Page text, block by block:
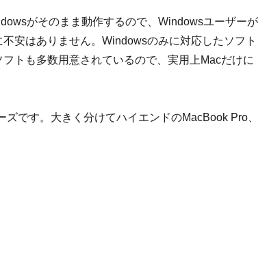
がそのまま動作するので、Windowsユーザーが
安はありません。Windowsのみに対応したソフト
トも多数用意されているので、実用上Macだけに
です。大きく分けてハイエンドのMacBook Pro、